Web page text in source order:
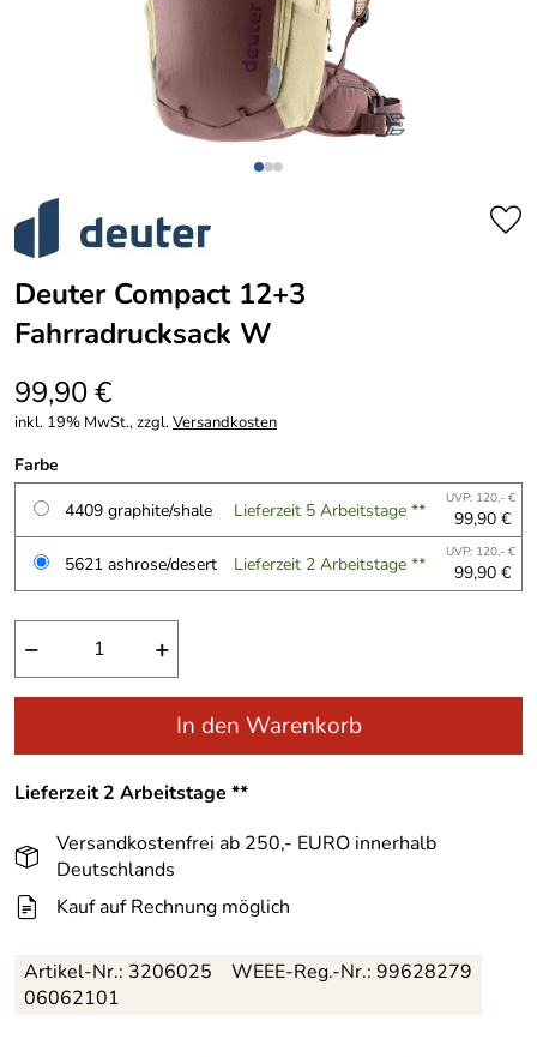
Deuter Compact 12+3
Fahrradrucksack W
99,90 €
inkl. 19% MwSt., zzgl.Versandkosten
Farbe
4409 graphite/shale
Lieferzeit 5 Arbeitstage ** UVP: 120,- €
99,90 €
5621 ashrose/desert
Lieferzeit 2 Arbeitstage ** UVP: 120,- €
99,90 €
− +
In den Warenkorb
Lieferzeit 2 Arbeitstage **
Versandkostenfrei ab 250,- EURO innerhalb
Deutschlands
Kauf auf Rechnung möglich
Artikel-Nr.: 3206025
06062101
WEEE-Reg.-Nr.: 99628279